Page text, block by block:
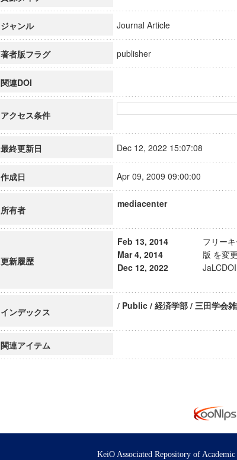
ジャンル Journal Article
著者版フラグ publisher
関連DOI
アクセス条件
最終更新日 Dec 12, 2022 15:07:08
作成日 Apr 09, 2009 09:00:00
所有者
mediacenter
更新履歴
Feb 13, 2014
フリー
Mar 4, 2014
版 を変更
Dec 12, 2022
インデックス
/ Public / 経済学部 / 三田学会
関連アイテム
KeiO Associated Repository of